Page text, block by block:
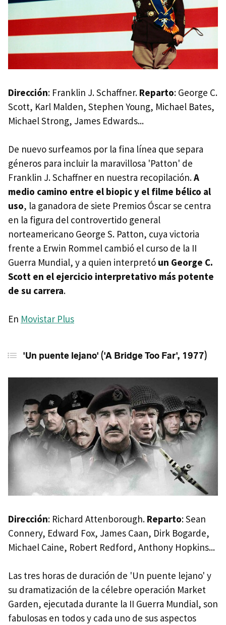
Dirección: Franklin J. Schaffner. Reparto: George C.
Scott, Karl Malden, Stephen Young, Michael Bates,
Michael Strong, James Edwards...
De nuevo surfeamos por la fina línea que separa
géneros para incluir la maravillosa 'Patton' de
Franklin J. Schaffner en nuestra recopilación.A
medio camino entre el biopic y el filme bélico al
uso, la ganadora de siete Premios Óscar se centra
en la figura del controvertido general
norteamericano George S. Patton, cuya victoria
frente a Erwin Rommel cambió el curso de la II
Guerra Mundial, y a quien interpretó un George C.
Scott en el ejercicio interpretativo más potente
de su carrera.
En Movistar Plus
'Un puente lejano' ('A Bridge Too Far', 1977)
Dirección: Richard Attenborough. Reparto: Sean
Connery, Edward Fox, James Caan, Dirk Bogarde,
Michael Caine, Robert Redford, Anthony Hopkins...
Las tres horas de duración de 'Un puente lejano' y
su dramatización de la célebre operación Market
Garden, ejecutada durante la II Guerra Mundial, son
fabulosas en todos y cada uno de sus aspectos